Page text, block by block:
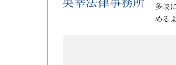
多岐
める